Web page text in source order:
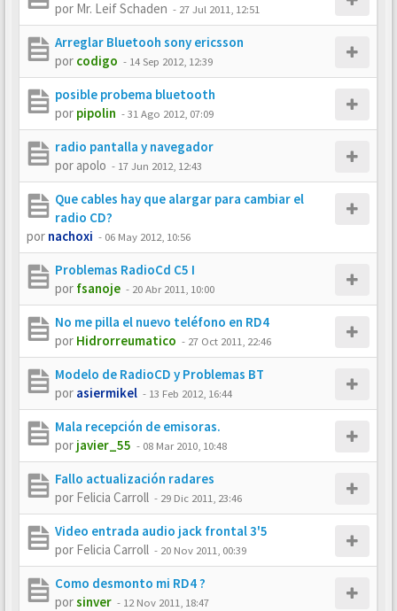
por Mr. Leif Schaden - 27 Jul 2011, 12:51
Arreglar Bluetooh sony ericsson
por codigo - 14 Sep 2012, 12:39
posible probema bluetooth
por pipolin -31 Ago 2012, 07:09
radio pantalla y navegador
por apolo - 17 Jun 2012, 12:43
Que cables hay que alargar para cambiar el
radio CD?
por nachoxi - 06 May 2012, 10:56
Problemas RadioCd C5 I
por fsanoje - 20 Abr 2011, 10:00
No me pilla el nuevo teléfono en RD4
por Hidrorreumatico - 27 Oct 2011, 22:46
Modelo de RadioCD y Problemas BT
por asiermikel - 13 Feb 2012, 16:44
Mala recepción de emisoras.
por javier_55 - 08 Mar 2010, 10:48
Fallo actualización radares
por Felicia Carroll - 29 Dic 2011, 23:46
Video entrada audio jack frontal 3'5
por Felicia Carroll - 20 Nov 2011, 00:39
Como desmonto mi RD4 ?
porsinver - 12 Nov 2011, 18:47